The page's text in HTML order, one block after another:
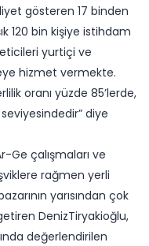
gösteren 17 binden
120 bin kişiye istihdam
yurtiçi ve
hizmet vermekte.
oranı yüzde 85’lerde,
diye
Ge çalışmaları ve
rağmen yerli
yarısından çok
DenizTiryakioğlu,
değerlendirilen